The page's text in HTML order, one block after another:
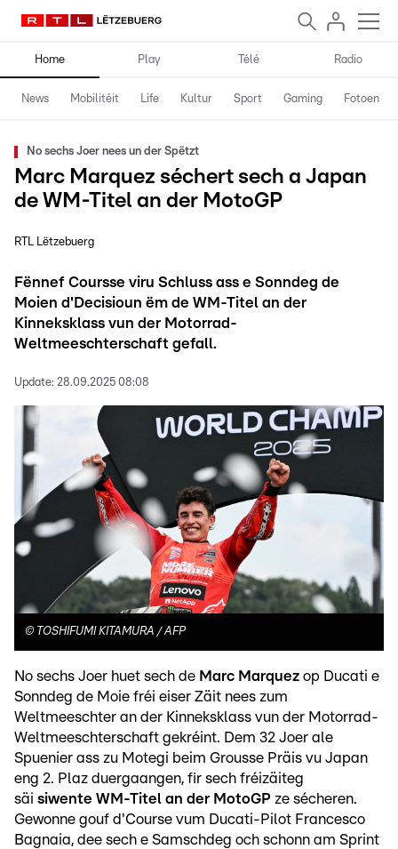
Home Play Télé Radio
News Mobilitéit Life Kultur Sport Gaming Fotoen
No sechs Joer nees un der Spëtzt
Marc Marquez séchert sech a Japan
de WM-Titel an der MotoGP
RTL Lëtzebuerg
Fënnef Coursse viru Schluss ass e Sonndeg de
Moien d'Decisioun ëm de WM-Titel an der
Kinneksklass vun der Motorrad-
Weltmeeschterschaft gefall.
Update: 28.09.2025 08:08
© TOSHIFUMI KITAMURA / AFP
No sechs Joer huet sech de Marc Marquez op Ducati e
Sonndeg de Moie fréi eiser Zäit nees zum
Weltmeeschter an der Kinneksklass vun der Motorrad-
Weltmeeschterschaft gekréint. Dem 32 Joer ale
Spuenier ass zu Motegi beim Grousse Präis vu Japan
eng 2. Plaz duergaangen, fir sech fréizäiteg
säi siwente WM-Titel an der MotoGP ze sécheren.
Gewonne gouf d'Course vum Ducati-Pilot Francesco
Bagnaia, dee sech e Samschdeg och schonn am Sprint